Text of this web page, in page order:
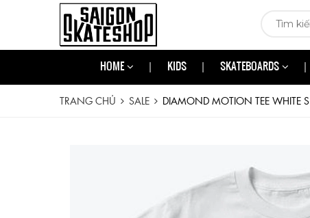
HOME KIDS SKATEBOARDS
TRANG CHỦ SALE DIAMOND MOTION TEE WHITE S